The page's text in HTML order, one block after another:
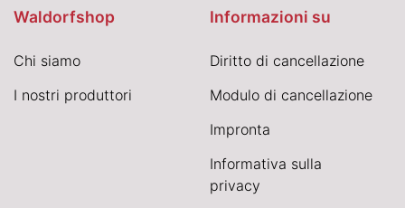
Waldorfshop
Chi siamo
I nostri produttori
Informazioni su
Diritto di cancellazione
Modulo di cancellazione
Impronta
Informativa sulla
privacy